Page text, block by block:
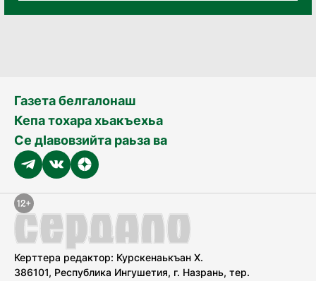
Газета белгалонаш
Кепа тохара хьакъехьа
Се дӀавовзийта раьза ва
Керттера редактор: Курскенаькъан Х.
386101, Республика Ингушетия, г. Назрань, тер.